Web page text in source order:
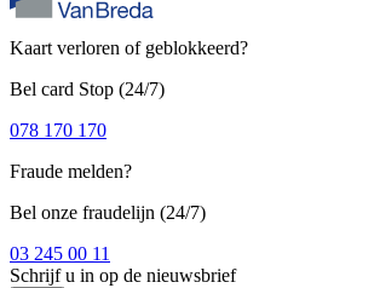
Kaart verloren of geblokkeerd?
Bel card Stop (24/7)
078 170 170
Fraude melden?
Bel onze fraudelijn (24/7)
03 245 00 11
Schrijf u in op de nieuwsbrief